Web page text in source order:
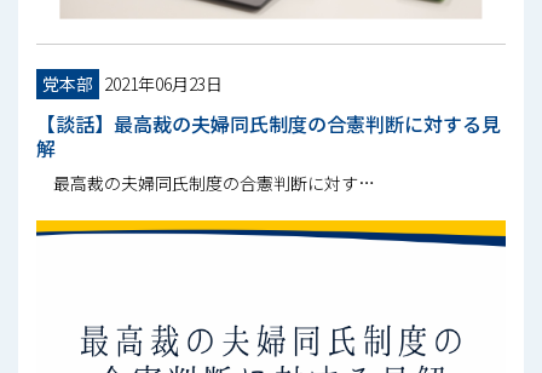
党本部 2021年06月23日
【談話】最高裁の夫婦同氏制度の合憲判断に対する見
解
最高裁の夫婦同氏制度の合憲判断に対す…